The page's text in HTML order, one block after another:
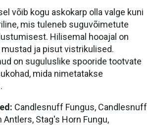
võib kogu askokarp olla valge kuni
mis tuleneb suguvõimetute
Hilisemal hooajal on
ja pisut vistrikulised.
on suguluslike spooride tootvate
mida nimetatakse
Candlesnuff Fungus, Candlesnuff
Antlers, Stag's Horn Fungu,